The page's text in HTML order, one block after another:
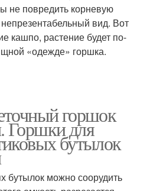
не повредить корневую
вид. Вот
кашпо, растение будет по-
«одежде» горшка.
горшок
Горшки для
бутылок
бутылок можно соорудить